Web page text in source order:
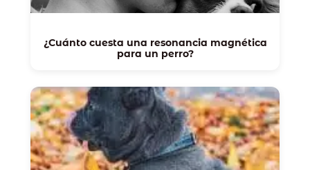
¿Cuánto cuesta una resonancia magnética
para un perro?